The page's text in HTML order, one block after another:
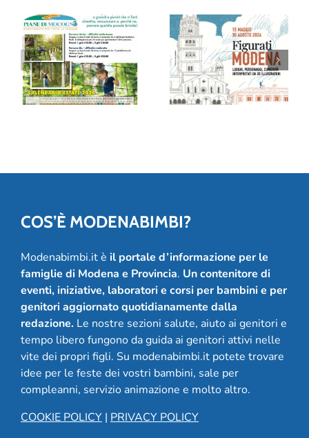
Avventura tra gli
alberi al Family
Park delle Piane
di Mocogno
“Figurati
Modena”: al
Museo della
Figurina una
mostra (e un
album!) per
COS’È MODENABIMBI?
Modenabimbi.it è il portale d’informazione per le
famiglie di Modena e Provincia. Un contenitore di
eventi, iniziative, laboratori e corsi per bambini e per
genitori aggiornato quotidianamente dalla
redazione. Le nostre sezioni salute, aiuto ai genitori e
tempo libero fungono da guida ai genitori attivi nelle
vite dei propri figli. Su modenabimbi.it potete trovare
idee per le feste dei vostri bambini, sale per
compleanni, servizio animazione e molto altro.
COOKIE POLICY| PRIVACY POLICY